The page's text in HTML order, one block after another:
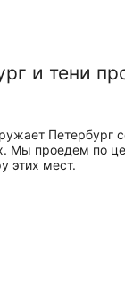
и тени
Мы проедем по
этих мест.